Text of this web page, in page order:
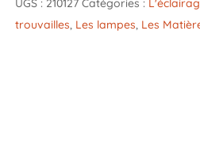
UGS : 210127 Catégories :
trouvailles, Les lampes, Les